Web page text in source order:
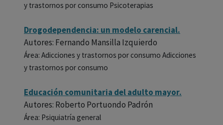
y trastornos por consumo Psicoterapias
Drogodependencia: un modelo carencial.
Autores: Fernando Mansilla Izquierdo
Área: Adicciones y trastornos por consumo Adicciones
y trastornos por consumo
Educación comunitaria del adulto mayor.
Autores: Roberto Portuondo Padrón
Área: Psiquiatría general